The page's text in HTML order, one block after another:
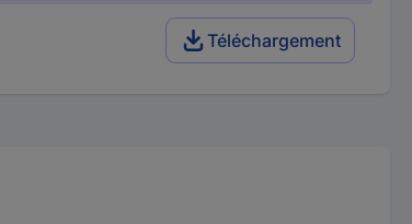
Téléchargement